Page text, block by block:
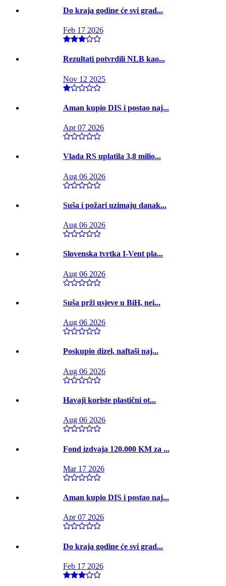
Do kraja godine će svi grad...
Feb 17 2026
Rezultati potvrdili NLB kao...
Nov 12 2025
Aman kupio DIS i postao naj...
Apr 07 2026
Vlada RS uplatila 3,8 milio...
Aug 06 2026
Suša i požari uzimaju danak...
Aug 06 2026
Slovenska tvrtka I-Vent pla...
Aug 06 2026
Suša prži usjeve u BiH, nei...
Aug 06 2026
Poskupio dizel, naftaši naj...
Aug 06 2026
Havaji koriste plastični ot...
Aug 06 2026
Fond izdvaja 120.000 KM za ...
Mar 17 2026
Aman kupio DIS i postao naj...
Apr 07 2026
Do kraja godine će svi grad...
Feb 17 2026